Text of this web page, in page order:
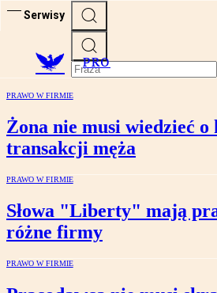
Serwisy
PRO
PRAWO W FIRMIE
Żona nie musi wiedzieć o
transakcji męża
PRAWO W FIRMIE
Słowa "Liberty" mają
różne firmy
PRAWO W FIRMIE